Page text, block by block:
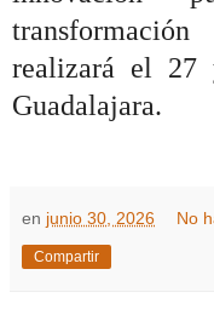
realizará el 27
Guadalajara.
en junio 30, 2026 No
Compartir